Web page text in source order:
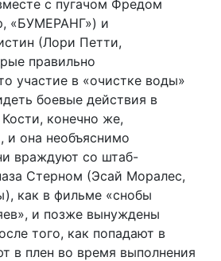
с пугачом Фредом
«БУМЕРАНГ») и
(Лори Петти,
правильно
участие в «очистке воды»
боевые действия в
конечно же,
и она необъяснимо
враждуют со штаб-
Стерном (Эсай Моралес,
как в фильме «снобы
и позже вынуждены
того, как попадают в
в плен во время выполнения